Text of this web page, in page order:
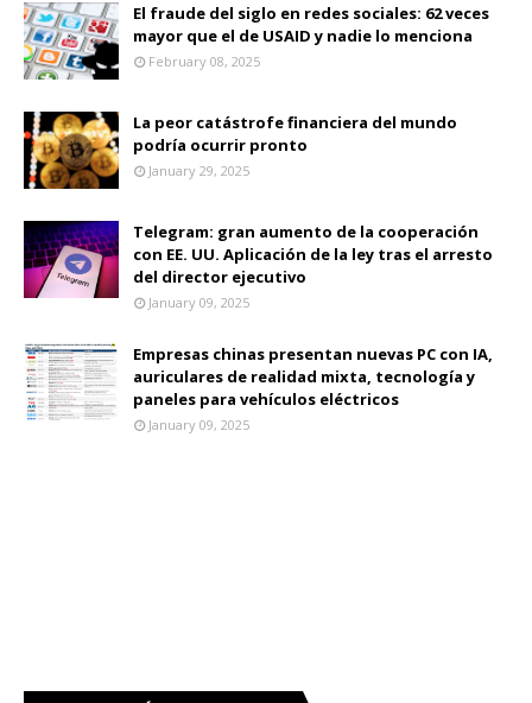
El fraude del siglo en redes sociales: 62 veces
mayor que el de USAID y nadie lo menciona
February 08, 2025
La peor catástrofe financiera del mundo
podría ocurrir pronto
January 29, 2025
Telegram: gran aumento de la cooperación
con EE. UU. Aplicación de la ley tras el arresto
del director ejecutivo
January 09, 2025
Empresas chinas presentan nuevas PC con IA,
auriculares de realidad mixta, tecnología y
paneles para vehículos eléctricos
January 09, 2025